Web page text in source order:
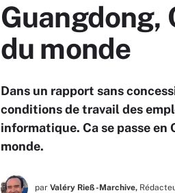
Guangdong,
du monde
Dans un rapport sans
conditions de travail des
informatique. Ca se passe en
monde.
par Valéry Rieß-Marchive,